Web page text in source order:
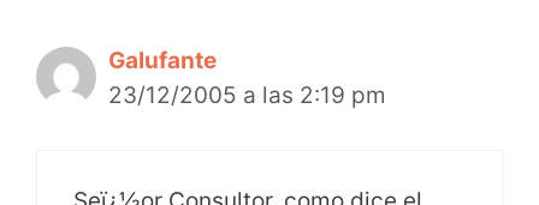
Galufante
23/12/2005 a las 2:19 pm